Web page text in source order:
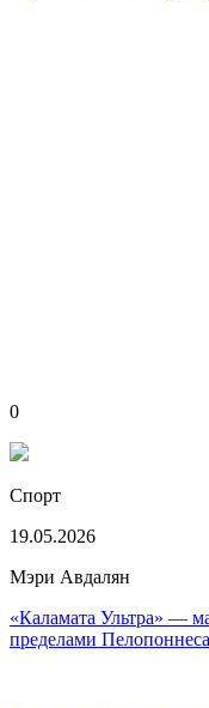
0
Спорт
19.05.2026
Мэри Авдалян
«Каламата Ультра» —
пределами Пелопоннеса